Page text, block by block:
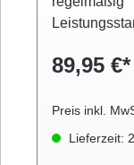
einen an
89,95 €*
Preis inkl.
Lieferzeit: